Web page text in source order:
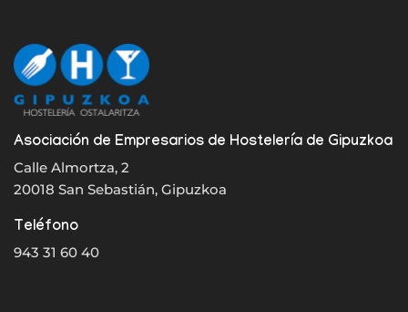
Asociación de Empresarios de Hostelería de Gipuzkoa
Calle Almortza, 2
20018 San Sebastián, Gipuzkoa
Teléfono
943 31 60 40